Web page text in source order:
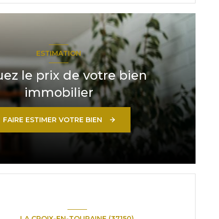
ESTIMATION
le prix de votre bien
immobilier
FAIRE ESTIMER VOTRE BIEN